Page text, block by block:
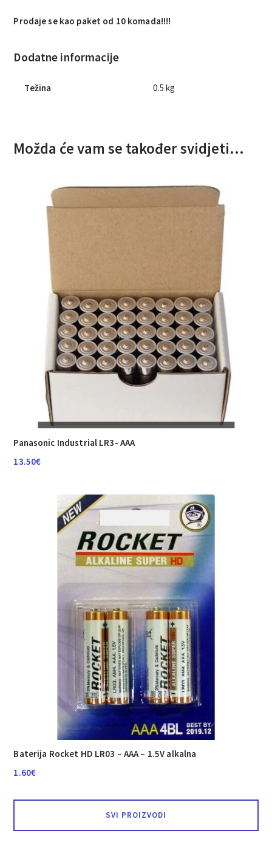
Prodaje se kao paket od 10 komada!!!!
Dodatne informacije
Težina 0.5 kg
Možda će vam se također svidjeti…
Panasonic Industrial LR3- AAA
13.50€
Baterija Rocket HD LR03 – AAA – 1.5V alkalna
1.60€
SVI PROIZVODI